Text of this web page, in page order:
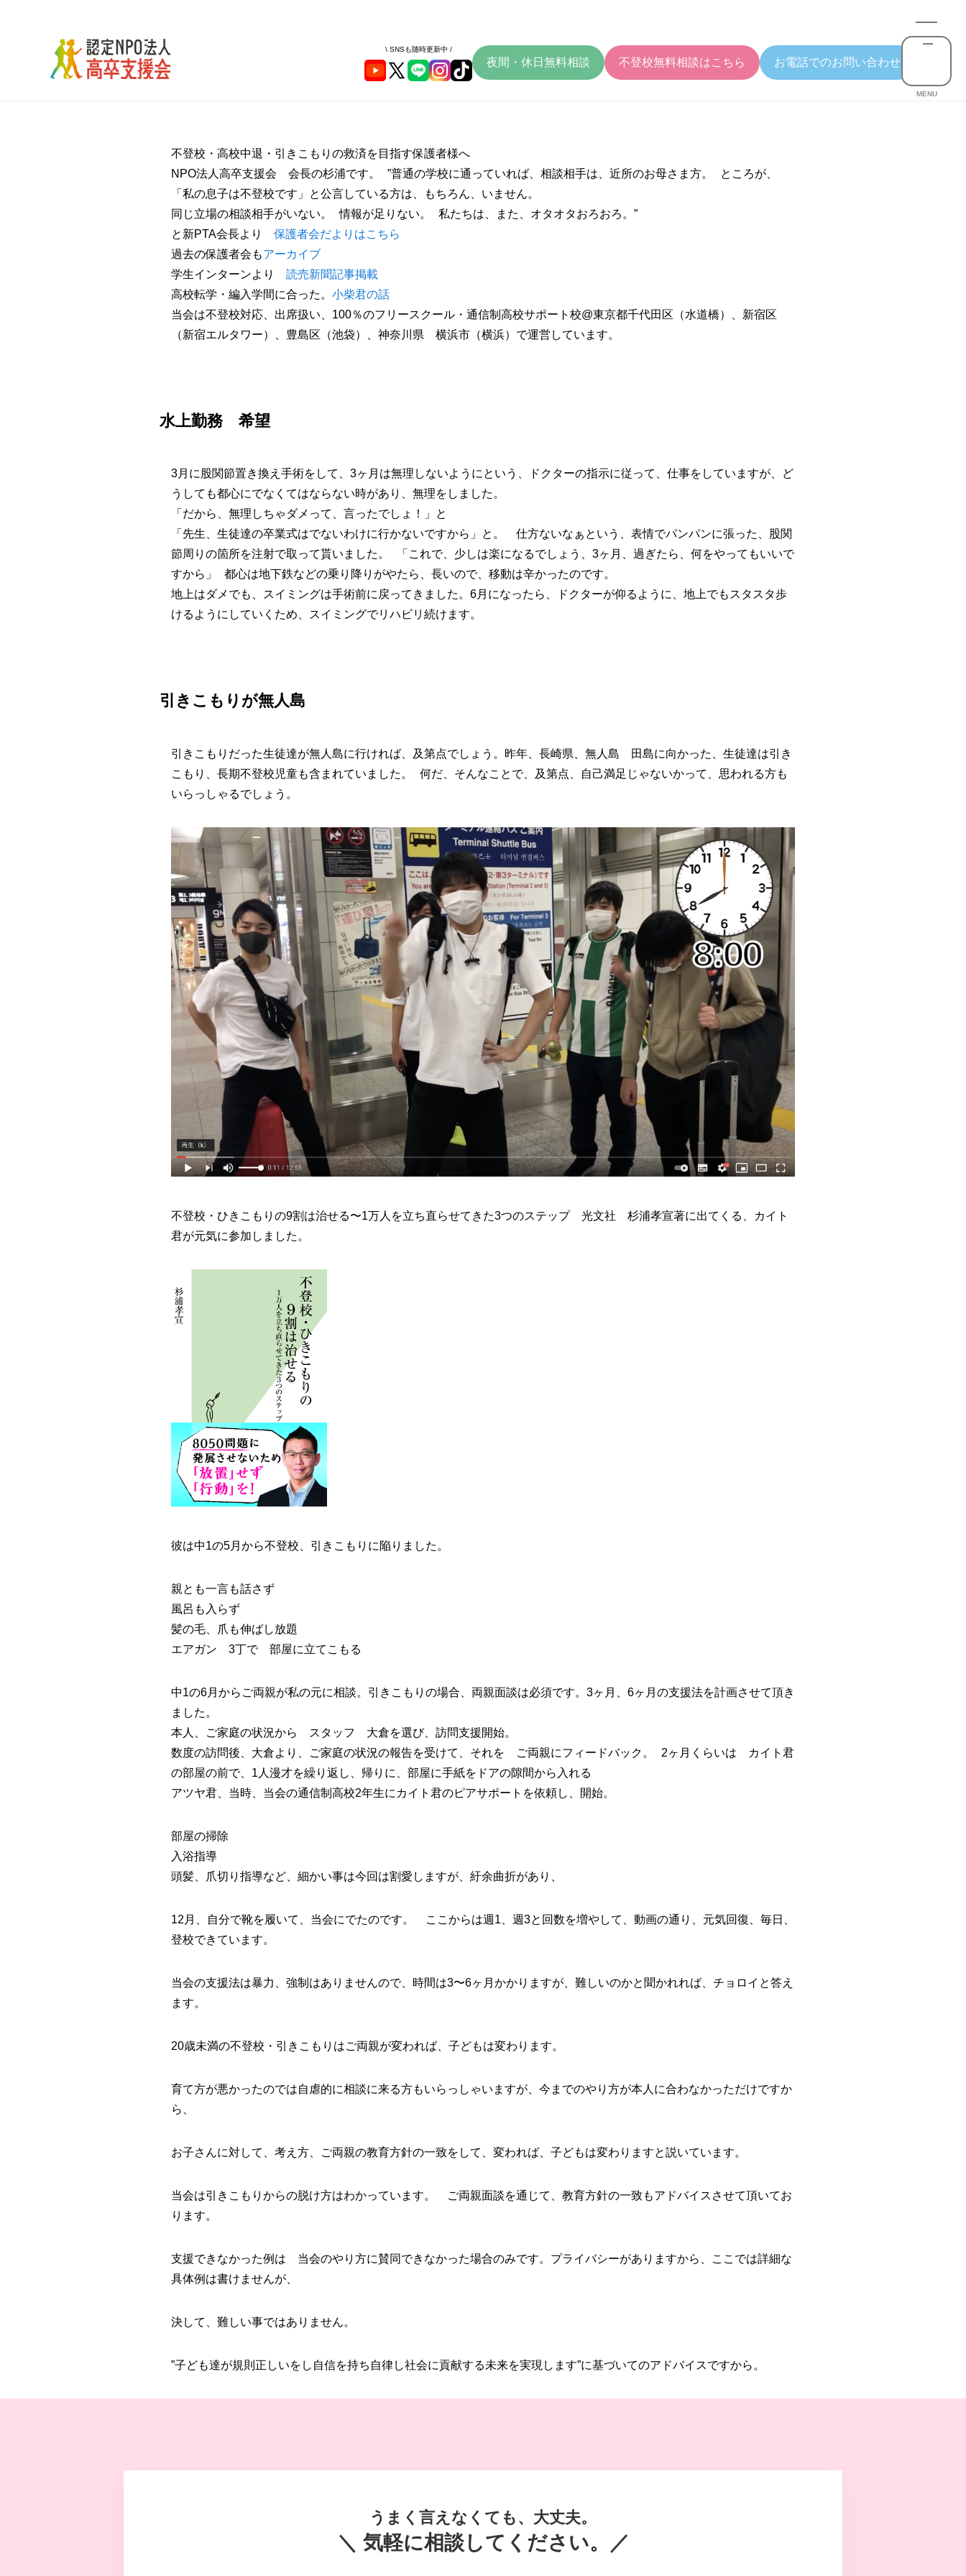
\ SNSも随時更新中 /
夜間・休日無料相談 不登校無料相談はこちら お電話でのお問い合わせ
MENU
不登校・高校中退・引きこもりの救済を目指す保護者様へ
NPO法人高卒支援会 会長の杉浦です。 ”普通の学校に通っていれば、相談相手は、近所のお母さま方。 ところが、
「私の息子は不登校です」と公言している方は、もちろん、いません。
同じ立場の相談相手がいない。 情報が足りない。 私たちは、また、オタオタおろおろ。”
と新PTA会長より 保護者会だよりはこちら
過去の保護者会もアーカイブ
学生インターンより 読売新聞記事掲載
高校転学・編入学間に合った。 小柴君の話
当会は不登校対応、出席扱い、100％のフリースクール・通信制高校サポート校@東京都千代田区（水道橋）、新宿区
（新宿エルタワー）、豊島区（池袋）、神奈川県 横浜市（横浜）で運営しています。
水上勤務 希望
3月に股関節置き換え手術をして、3ヶ月は無理しないようにという、ドクターの指示に従って、仕事をしていますが、ど
うしても都心にでなくてはならない時があり、無理をしました。
「だから、無理しちゃダメって、言ったでしょ！」と
「先生、生徒達の卒業式はでないわけに行かないですから」と。 仕方ないなぁという、表情でパンパンに張った、股関
節周りの箇所を注射で取って貰いました。 「これで、少しは楽になるでしょう、3ヶ月、過ぎたら、何をやってもいいで
すから」 都心は地下鉄などの乗り降りがやたら、長いので、移動は辛かったのです。
地上はダメでも、スイミングは手術前に戻ってきました。6月になったら、ドクターが仰るように、地上でもスタスタ歩
けるようにしていくため、スイミングでリハビリ続けます。
引きこもりが無人島
引きこもりだった生徒達が無人島に行ければ、及第点でしょう。昨年、長崎県、無人島 田島に向かった、生徒達は引き
こもり、長期不登校児童も含まれていました。 何だ、そんなことで、及第点、自己満足じゃないかって、思われる方も
いらっしゃるでしょう。
不登校・ひきこもりの9割は治せる〜1万人を立ち直らせてきた3つのステップ 光文社 杉浦孝宣著に出てくる、カイト
君が元気に参加しました。
彼は中1の5月から不登校、引きこもりに陥りました。
親とも一言も話さず
風呂も入らず
髪の毛、爪も伸ばし放題
エアガン 3丁で 部屋に立てこもる
中1の6月からご両親が私の元に相談。引きこもりの場合、両親面談は必須です。3ヶ月、6ヶ月の支援法を計画させて頂き
ました。
本人、ご家庭の状況から スタッフ 大倉を選び、訪問支援開始。
数度の訪問後、大倉より、ご家庭の状況の報告を受けて、それを ご両親にフィードバック。 2ヶ月くらいは カイト君
の部屋の前で、1人漫才を繰り返し、帰りに、部屋に手紙をドアの隙間から入れる
アツヤ君、当時、当会の通信制高校2年生にカイト君のピアサポートを依頼し、開始。
部屋の掃除
入浴指導
頭髪、爪切り指導など、細かい事は今回は割愛しますが、紆余曲折があり、
12月、自分で靴を履いて、当会にでたのです。 ここからは週1、週3と回数を増やして、動画の通り、元気回復、毎日、
登校できています。
当会の支援法は暴力、強制はありませんので、時間は3〜6ヶ月かかりますが、難しいのかと聞かれれば、チョロイと答え
ます。
20歳未満の不登校・引きこもりはご両親が変われば、子どもは変わります。
育て方が悪かったのでは自虐的に相談に来る方もいらっしゃいますが、今までのやり方が本人に合わなかっただけですか
ら、
お子さんに対して、考え方、ご両親の教育方針の一致をして、変われば、子どもは変わりますと説いています。
当会は引きこもりからの脱け方はわかっています。 ご両親面談を通じて、教育方針の一致もアドバイスさせて頂いてお
ります。
支援できなかった例は 当会のやり方に賛同できなかった場合のみです。プライバシーがありますから、ここでは詳細な
具体例は書けませんが、
決して、難しい事ではありません。
”子ども達が規則正しいをし自信を持ち自律し社会に貢献する未来を実現します”に基づいてのアドバイスですから。
うまく言えなくても、大丈夫。
＼ 気軽に相談してください。／